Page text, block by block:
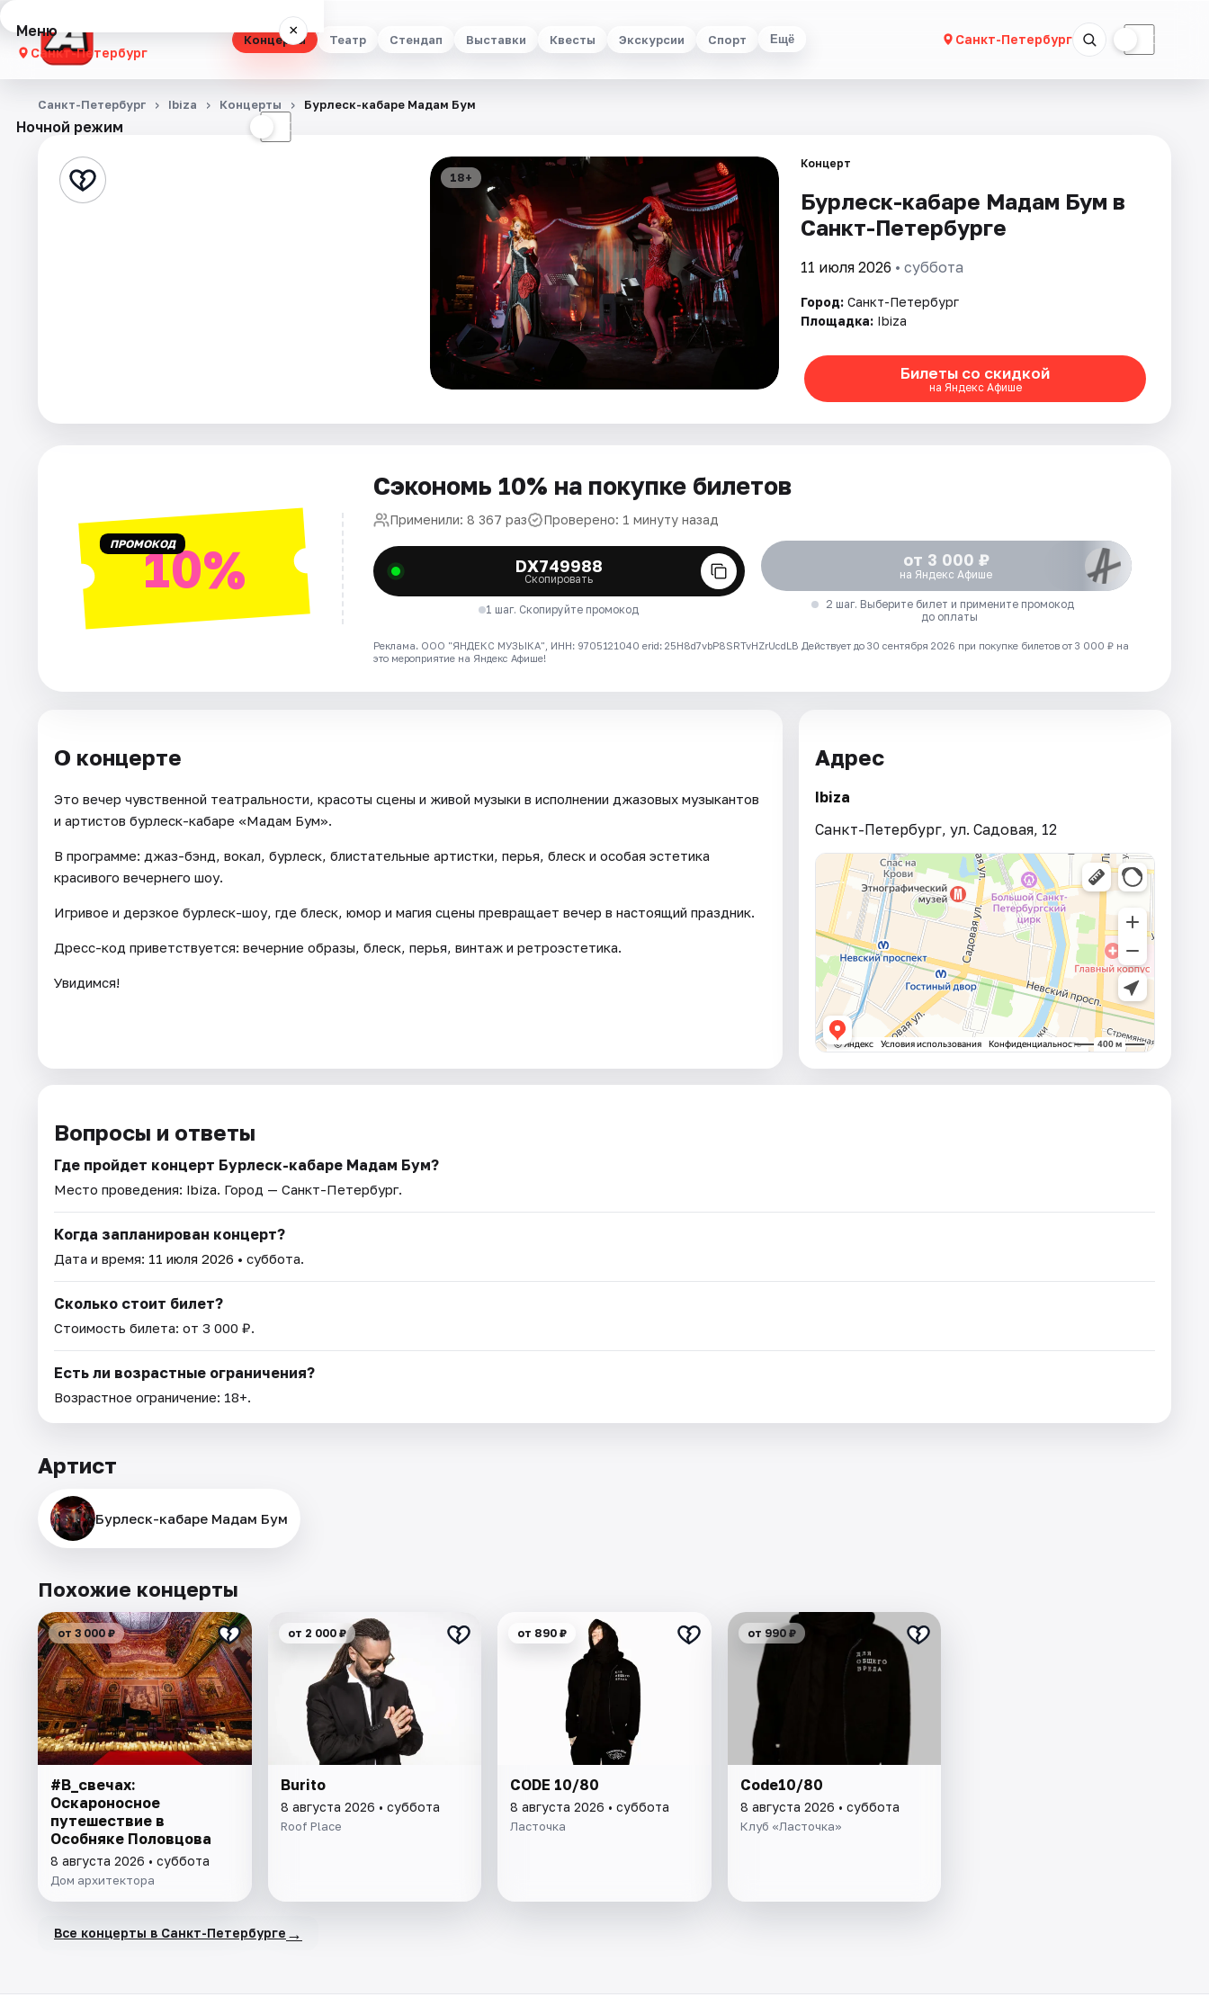
Концерты Театр Стендап Выставки Квесты Экскурсии Спорт Ещё Санкт-Петербург ☾
Меню ×
Санкт-Петербург
Концерты
Стендап
Артисты
Ночной режим ☾
Санкт-Петербург Ibiza Концерты Бурлеск-кабаре Мадам Бум
18+
Концерт
Бурлеск-кабаре Мадам Бум в
Санкт-Петербурге
11 июля 2026 • суббота
Город: Санкт-Петербург
Площадка: Ibiza
Билеты со скидкой
на Яндекс Афише
ПРОМОКОД10%
Сэкономь 10% на покупке билетов
Применили: 8 367 раз Проверено: 1 минуту назад
DX749988
Скопировать
1 шаг. Скопируйте промокод
от 3 000 ₽
на Яндекс Афише
2 шаг. Выберите билет и примените промокод
до оплаты
Реклама. ООО "ЯНДЕКС МУЗЫКА", ИНН: 9705121040 erid: 25H8d7vbP8SRTvHZrUcdLB Действует до 30 сентября 2026 при покупке билетов от 3 000 ₽ на
это мероприятие на Яндекс Афише!
О концерте
Это вечер чувственной театральности, красоты сцены и живой музыки в исполнении джазовых музыкантов
и артистов бурлеск-кабаре «Мадам Бум».
В программе: джаз-бэнд, вокал, бурлеск, блистательные артистки, перья, блеск и особая эстетика
красивого вечернего шоу.
Игривое и дерзкое бурлеск-шоу, где блеск, юмор и магия сцены превращает вечер в настоящий праздник.
Дресс-код приветствуется: вечерние образы, блеск, перья, винтаж и ретроэстетика.
Увидимся!
Адрес
Ibiza
Санкт-Петербург, ул. Садовая, 12
Вопросы и ответы
Где пройдет концерт Бурлеск-кабаре Мадам Бум?
Место проведения: Ibiza. Город — Санкт-Петербург.
Когда запланирован концерт?
Дата и время: 11 июля 2026 • суббота.
Сколько стоит билет?
Стоимость билета: от 3 000 ₽.
Есть ли возрастные ограничения?
Возрастное ограничение: 18+.
Артист
Бурлеск-кабаре Мадам Бум
Похожие концерты
от 3 000 ₽
#В_свечах:
Оскароносное
путешествие в
Особняке Половцова
8 августа 2026 • суббота
Дом архитектора
от 2 000 ₽
Burito
8 августа 2026 • суббота
Roof Place
от 890 ₽
CODE 10/80
8 августа 2026 • суббота
Ласточка
от 990 ₽
Code10/80
8 августа 2026 • суббота
Клуб «Ласточка»
Все концерты в Санкт-Петербурге →